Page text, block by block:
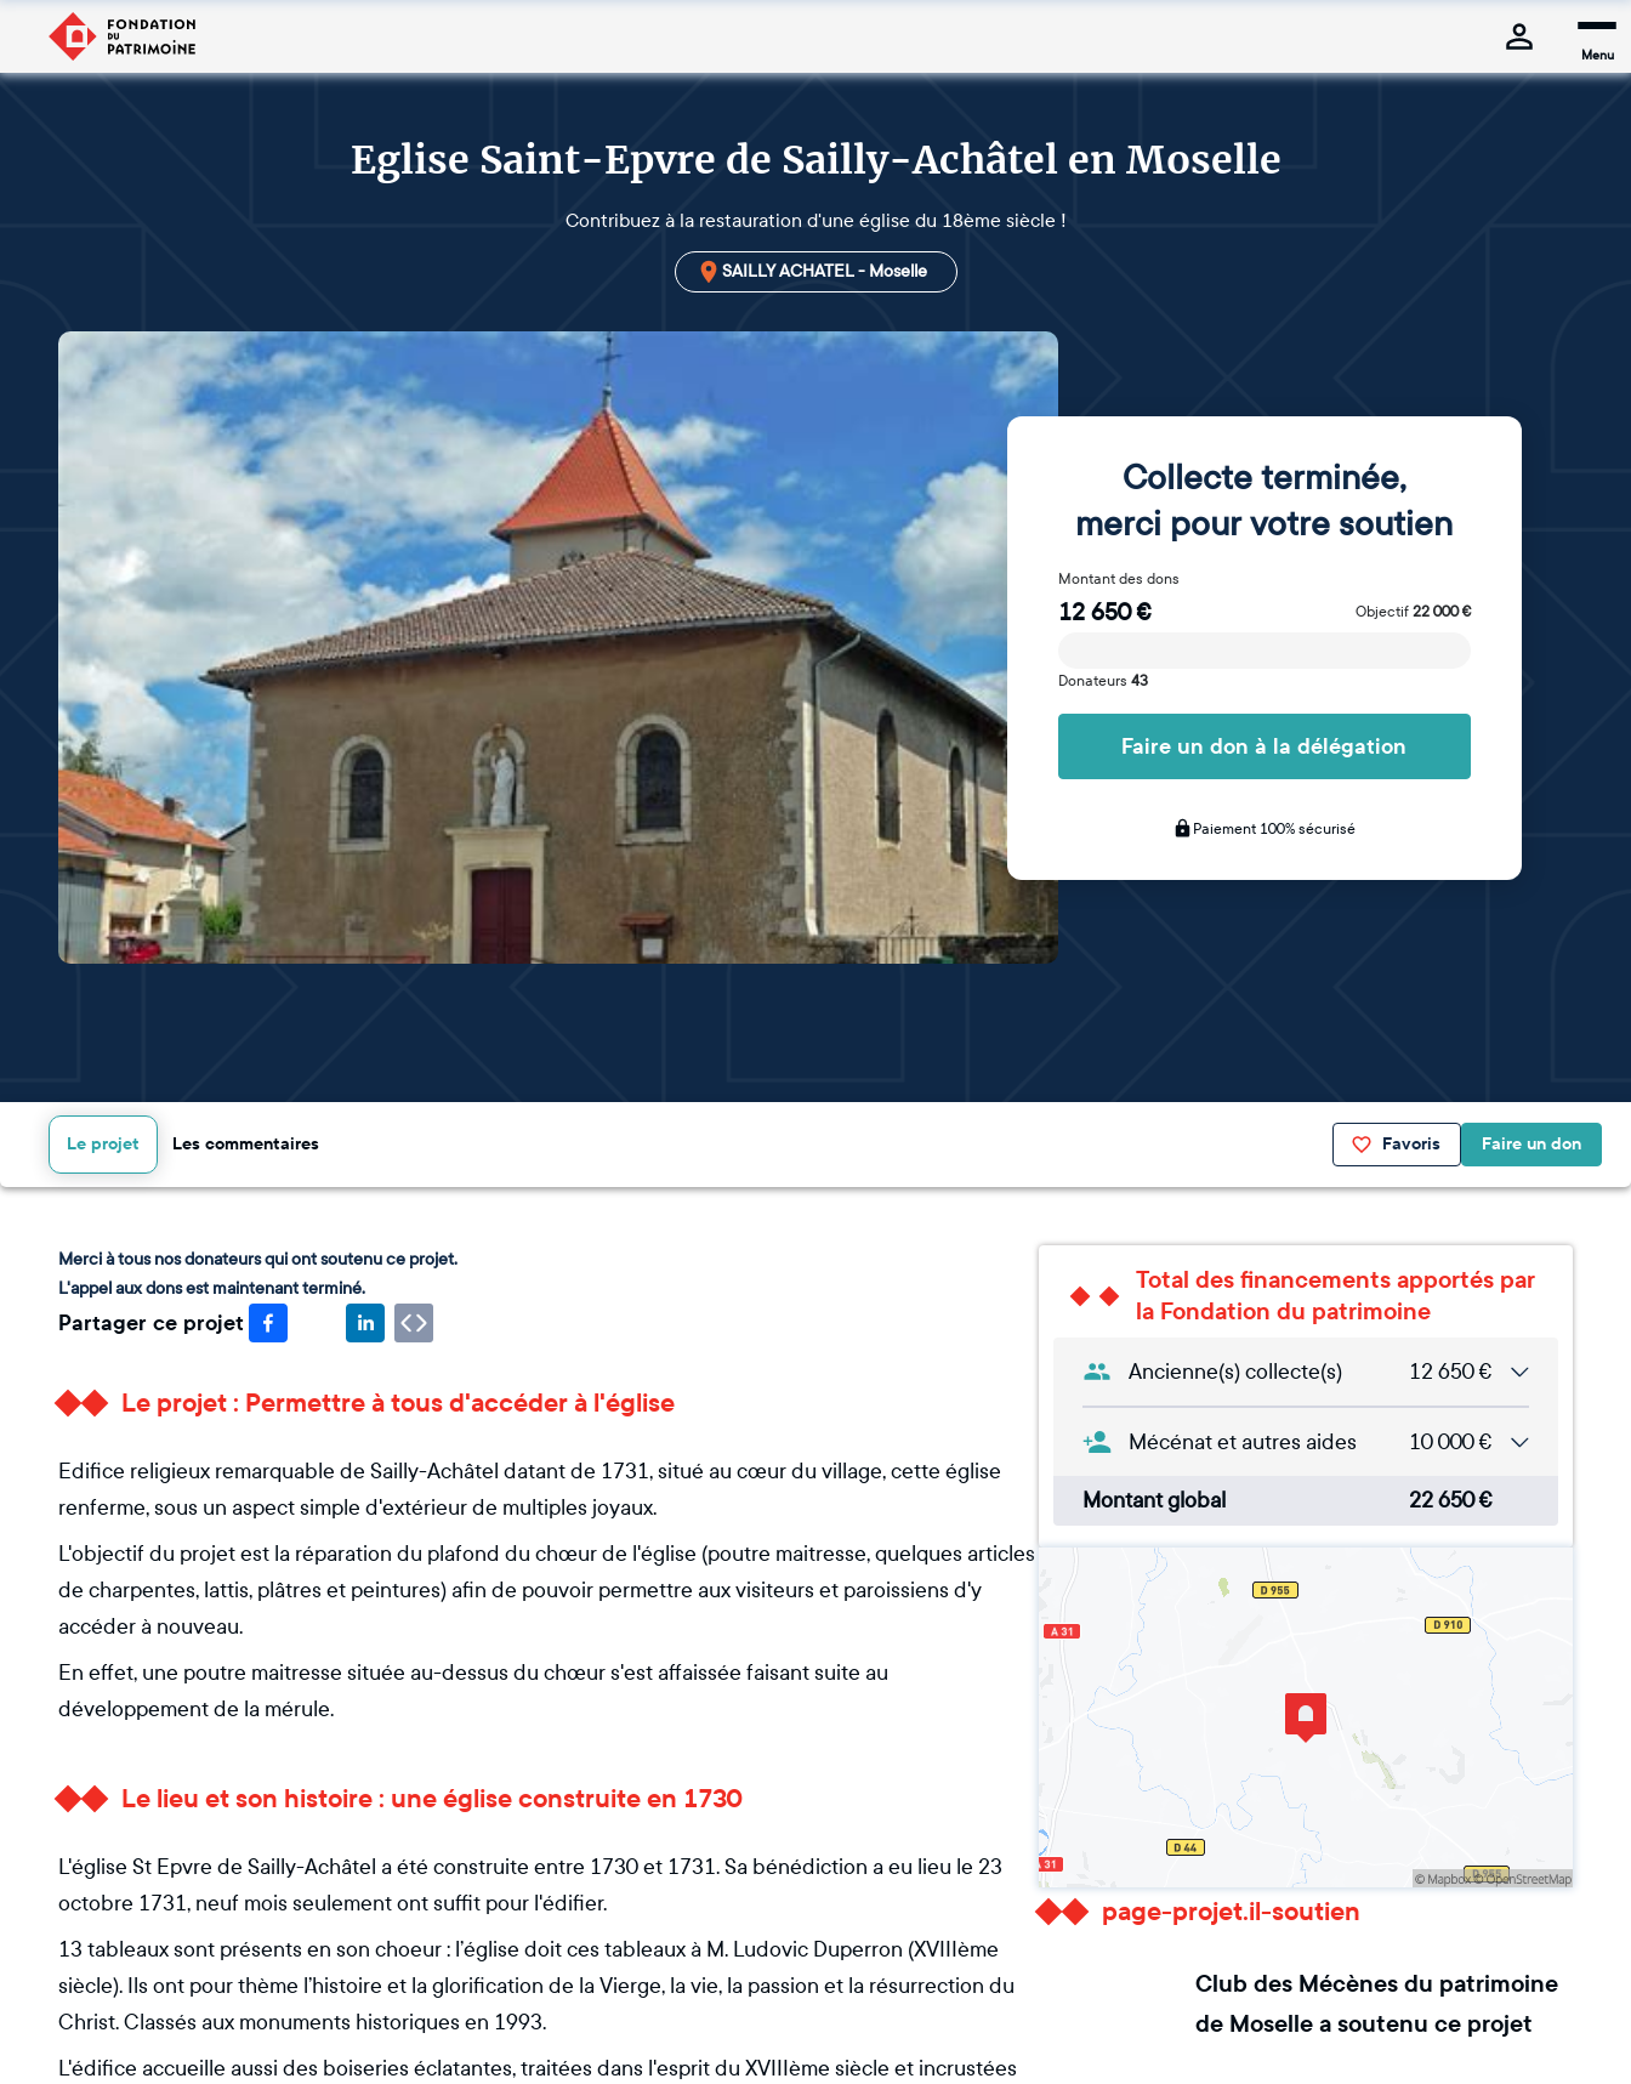
Menu
Eglise Saint-Epvre de Sailly-Achâtel en Moselle
Contribuez à la restauration d'une église du 18ème siècle !
SAILLY ACHATEL - Moselle
Collecte terminée,
merci pour votre soutien
Montant des dons
12 650€ Objectif 22 000€
Donateurs 43
Faire un don à la délégation
Paiement 100% sécurisé
Favoris Faire un don
Le projet Les commentaires
Merci à tous nos donateurs qui ont soutenu ce projet.
L'appel aux dons est maintenant terminé.
Partager ce projet
Le projet : Permettre à tous d'accéder à l'église
Edifice religieux remarquable de Sailly-Achâtel datant de 1731, situé au cœur du village, cette église
renferme, sous un aspect simple d'extérieur de multiples joyaux.
L'objectif du projet est la réparation du plafond du chœur de l'église (poutre maitresse, quelques articles
de charpentes, lattis, plâtres et peintures) afin de pouvoir permettre aux visiteurs et paroissiens d'y
accéder à nouveau.
En effet, une poutre maitresse située au-dessus du chœur s'est affaissée faisant suite au
développement de la mérule.
Le lieu et son histoire : une église construite en 1730
L'église St Epvre de Sailly-Achâtel a été construite entre 1730 et 1731. Sa bénédiction a eu lieu le 23
octobre 1731, neuf mois seulement ont suffit pour l'édifier.
13 tableaux sont présents en son choeur : l’église doit ces tableaux à M. Ludovic Duperron (XVIIIème
siècle). Ils ont pour thème l’histoire et la glorification de la Vierge, la vie, la passion et la résurrection du
Christ. Classés aux monuments historiques en 1993.
L'édifice accueille aussi des boiseries éclatantes, traitées dans l'esprit du XVIIIème siècle et incrustées
Total des financements apportés par
la Fondation du patrimoine
Ancienne(s) collecte(s) 12 650€
Mécénat et autres aides 10 000€
Montant global 22 650€
page-projet.il-soutien
Club des Mécènes du patrimoine
de Moselle a soutenu ce projet